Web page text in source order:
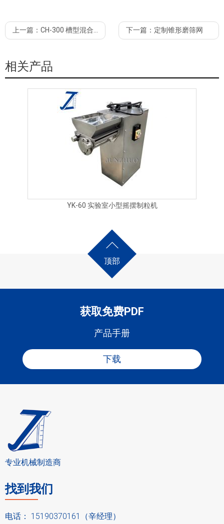
上一篇： CH-300 槽型混合机加除尘投料站，倒料车 下一篇： 定制锥形磨筛网
相关产品
YK-60 实验室小型摇摆制粒机
顶部
获取免费PDF
产品手册
下载
专业机械制造商
找到我们
电话： 15190370161（辛经理）